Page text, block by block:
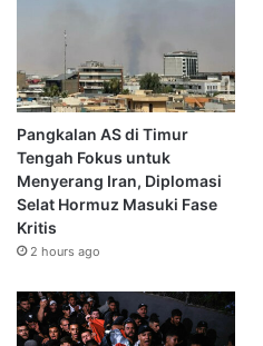
Pangkalan AS di Timur
Tengah Fokus untuk
Menyerang Iran, Diplomasi
Selat Hormuz Masuki Fase
Kritis
2 hours ago